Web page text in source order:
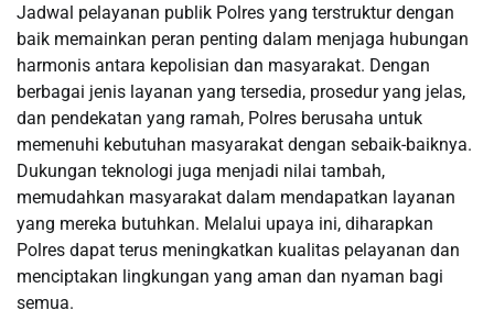
Jadwal pelayanan publik Polres yang terstruktur dengan
baik memainkan peran penting dalam menjaga hubungan
harmonis antara kepolisian dan masyarakat. Dengan
berbagai jenis layanan yang tersedia, prosedur yang jelas,
dan pendekatan yang ramah, Polres berusaha untuk
memenuhi kebutuhan masyarakat dengan sebaik-baiknya.
Dukungan teknologi juga menjadi nilai tambah,
memudahkan masyarakat dalam mendapatkan layanan
yang mereka butuhkan. Melalui upaya ini, diharapkan
Polres dapat terus meningkatkan kualitas pelayanan dan
menciptakan lingkungan yang aman dan nyaman bagi
semua.